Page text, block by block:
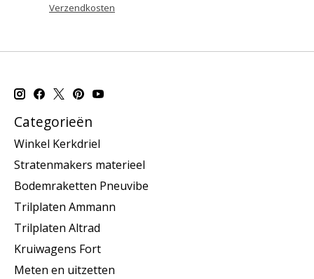
Verzendkosten
Categorieën
Winkel Kerkdriel
Stratenmakers materieel
Bodemraketten Pneuvibe
Trilplaten Ammann
Trilplaten Altrad
Kruiwagens Fort
Meten en uitzetten